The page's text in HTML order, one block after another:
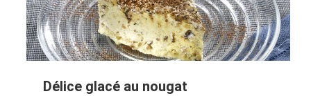
Délice glacé au nougat